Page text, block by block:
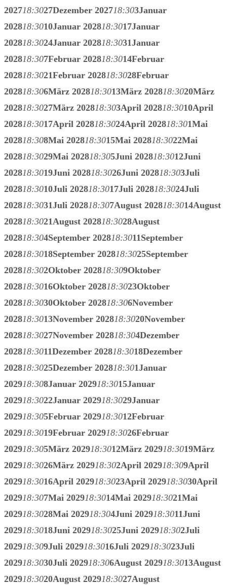
202718:3027Dezember 202718:303Januar
202818:3010Januar 202818:3017Januar
202818:3024Januar 202818:3031Januar
202818:307Februar 202818:3014Februar
202818:3021Februar 202818:3028Februar
202818:306März 202818:3013März 202818:3020März
202818:3027März 202818:303April 202818:3010April
202818:3017April 202818:3024April 202818:301Mai
202818:308Mai 202818:3015Mai 202818:3022Mai
202818:3029Mai 202818:305Juni 202818:3012Juni
202818:3019Juni 202818:3026Juni 202818:303Juli
202818:3010Juli 202818:3017Juli 202818:3024Juli
202818:3031Juli 202818:307August 202818:3014August
202818:3021August 202818:3028August
202818:304September 202818:3011September
202818:3018September 202818:3025September
202818:302Oktober 202818:309Oktober
202818:3016Oktober 202818:3023Oktober
202818:3030Oktober 202818:306November
202818:3013November 202818:3020November
202818:3027November 202818:304Dezember
202818:3011Dezember 202818:3018Dezember
202818:3025Dezember 202818:301Januar
202918:308Januar 202918:3015Januar
202918:3022Januar 202918:3029Januar
202918:305Februar 202918:3012Februar
202918:3019Februar 202918:3026Februar
202918:305März 202918:3012März 202918:3019März
202918:3026März 202918:302April 202918:309April
202918:3016April 202918:3023April 202918:3030April
202918:307Mai 202918:3014Mai 202918:3021Mai
202918:3028Mai 202918:304Juni 202918:3011Juni
202918:3018Juni 202918:3025Juni 202918:302Juli
202918:309Juli 202918:3016Juli 202918:3023Juli
202918:3030Juli 202918:306August 202918:3013August
202918:3020August 202918:3027August